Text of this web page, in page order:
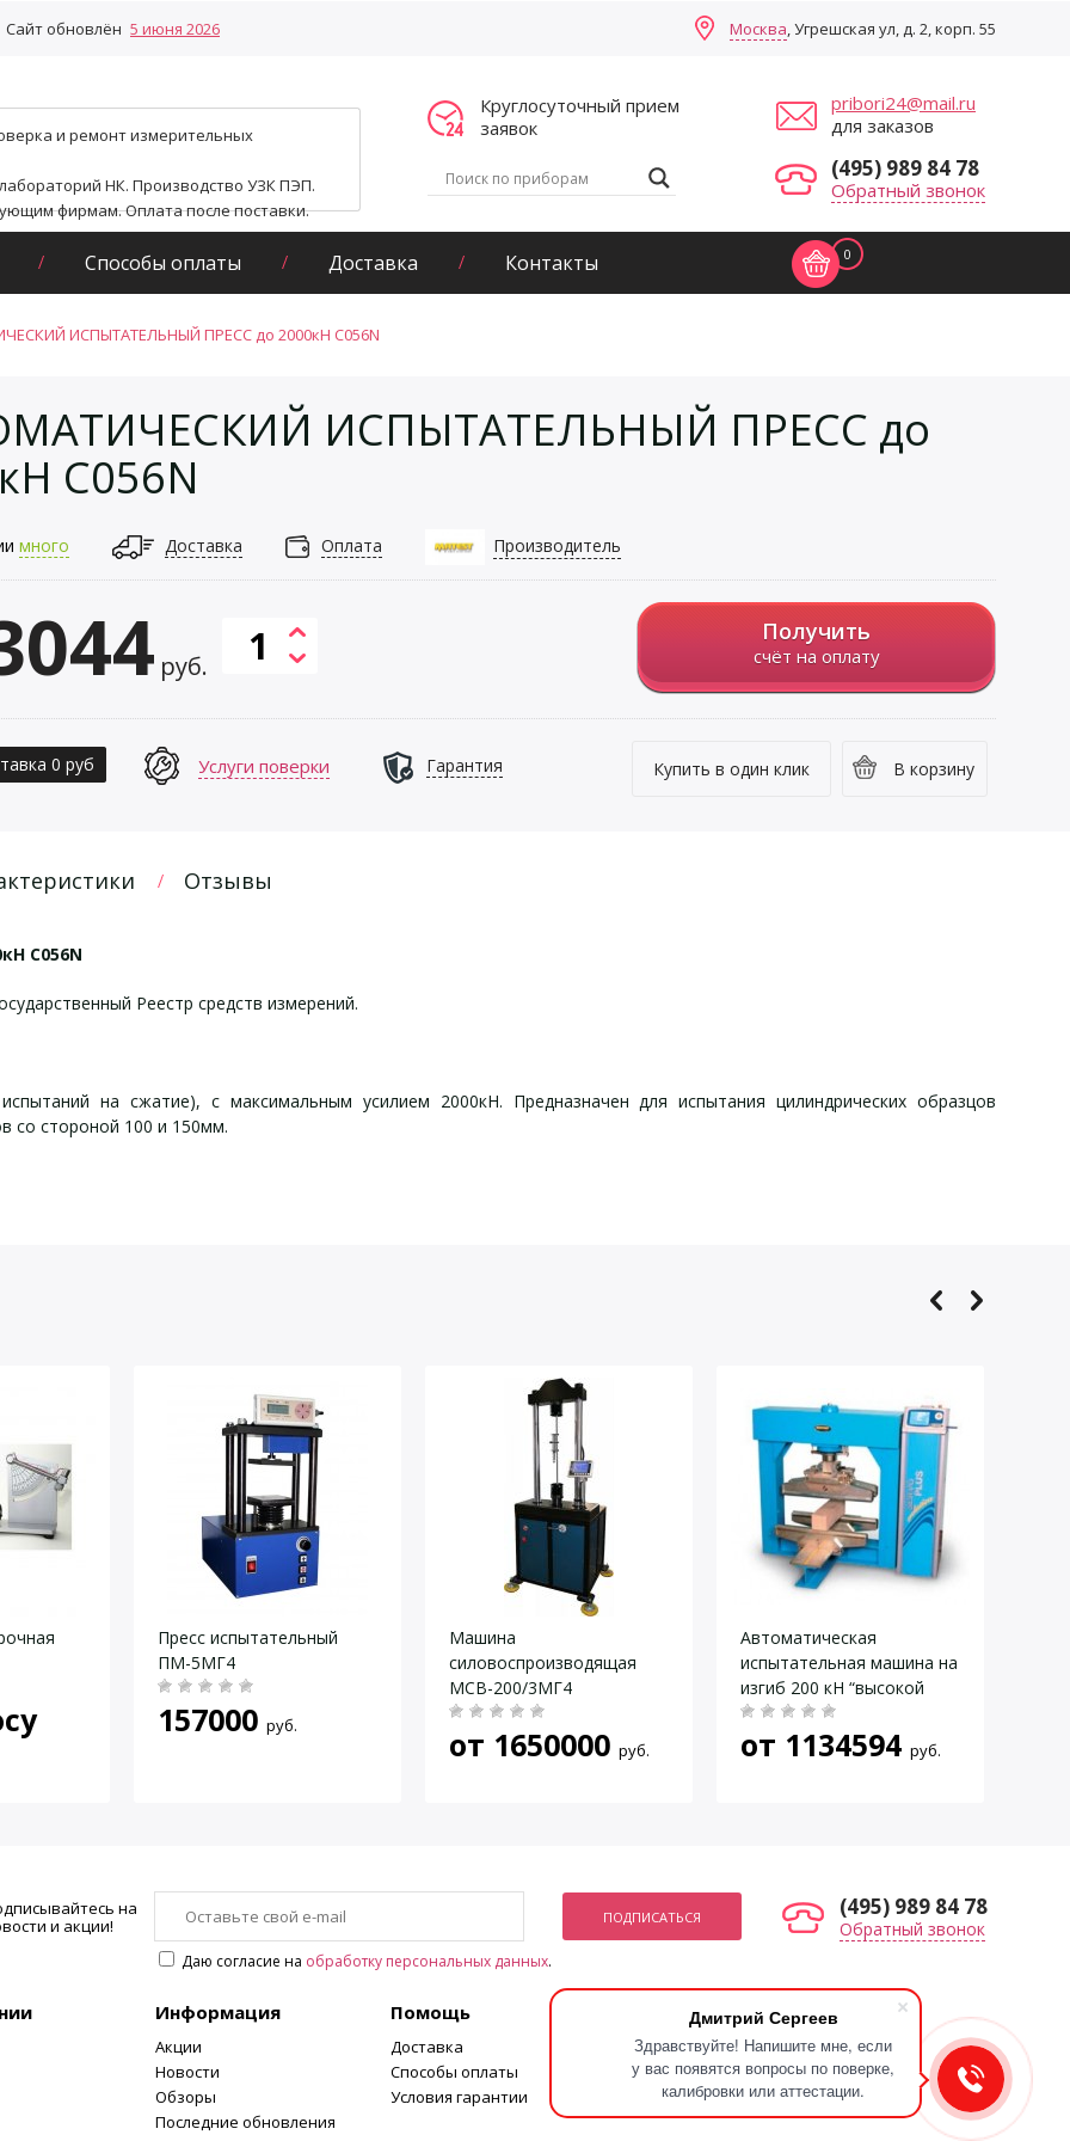
Дмитрий Сергеев
Здравствуйте! Напишите мне, если
у вас появятся вопросы по поверке,
калибровки или аттестации.
Сайт обновлён 5 июня 2026 Москва, Угрешская ул, д. 2, корп. 55
и ремонт измерительных
НК. Производство УЗК ПЭП.
фирмам. Оплата после поставки.
Круглосуточный прием
заявок
pribori24@mail.ru
для заказов
(495) 989 84 78
Обратный звонок
Способы оплаты Доставка Контакты 0
ИСПЫТАТЕЛЬНЫЙ ПРЕСС до 2000кН С056N
ИСПЫТАТЕЛЬНЫЙ ПРЕСС до
С056N
много Доставка Оплата Производитель
руб.
Получить
счёт на оплату
В корзину
Купить в один клик
0 руб Услуги поверки Гарантия
Отзывы
С056N
Реестр средств измерений.
на сжатие), с максимальным усилием 2000кН. Предназначен для испытания цилиндрических образцов
со стороной 100 и 150мм.
100 и 150мм.
Пресс испытательный
ПМ-5МГ4
157000 руб.
Машина
силовоспроизводящая
МСВ-200/3МГ4
от 1650000 руб.
Автоматическая
испытательная машина на
изгиб 200 кН “высокой
прочности” и
стабильности C090PN140,
C090PN141
от 1134594 руб.
на
и акции!
Даю согласие на обработку персональных данных.
(495) 989 84 78
Обратный звонок
Информация
Акции
Новости
Обзоры
Последние обновления
Помощь
Доставка
Способы оплаты
Условия гарантии
Мы в социальных сетях